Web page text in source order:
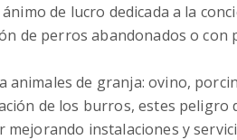
de lucro dedicada a la
de perros abandonados o con
animales de granja: ovino,
de los burros, estes peligro
mejorando instalaciones y